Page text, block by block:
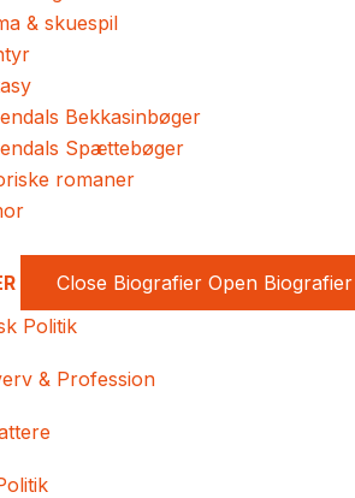
& skuespil
Bekkasinbøger
Spættebøger
romaner
Close Biografier Open Biografier
Politik
& Profession